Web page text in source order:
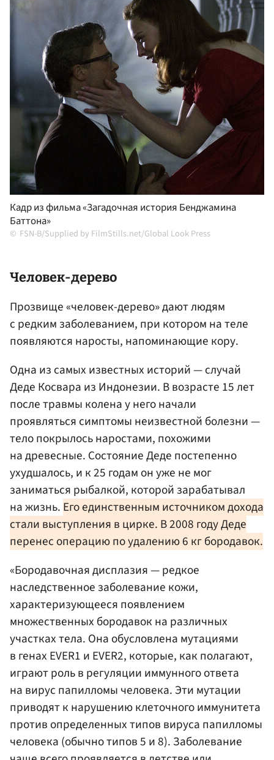
Кадр из фильма «Загадочная история Бенджамина
Баттона»
FSN-B/Supplied by FilmStills.net/Global Look Press
Человек-дерево
Прозвище «человек-дерево» дают людям
с редким заболеванием, при котором на теле
появляются наросты, напоминающие кору.
Одна из самых известных историй — случай
Деде Косвара из Индонезии. В возрасте 15 лет
после травмы колена у него начали
проявляться симптомы неизвестной болезни —
тело покрылось наростами, похожими
на древесные. Состояние Деде постепенно
ухудшалось, и к 25 годам он уже не мог
заниматься рыбалкой, которой зарабатывал
на жизнь. Его единственным источником дохода
стали выступления в цирке. В 2008 году Деде
перенес операцию по удалению 6 кг бородавок.
«Бородавочная дисплазия — редкое
наследственное заболевание кожи,
характеризующееся появлением
множественных бородавок на различных
участках тела. Она обусловлена мутациями
в генах EVER1 и EVER2, которые, как полагают,
играют роль в регуляции иммунного ответа
на вирус папилломы человека. Эти мутации
приводят к нарушению клеточного иммунитета
против определенных типов вируса папилломы
человека (обычно типов 5 и 8). Заболевание